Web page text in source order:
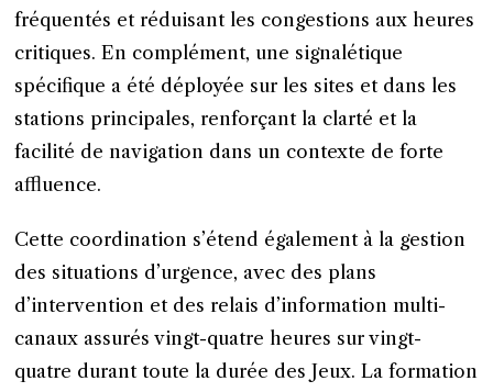
fréquentés et réduisant les congestions aux heures
critiques. En complément, une signalétique
spécifique a été déployée sur les sites et dans les
stations principales, renforçant la clarté et la
facilité de navigation dans un contexte de forte
affluence.
Cette coordination s’étend également à la gestion
des situations d’urgence, avec des plans
d’intervention et des relais d’information multi-
canaux assurés vingt-quatre heures sur vingt-
quatre durant toute la durée des Jeux. La formation